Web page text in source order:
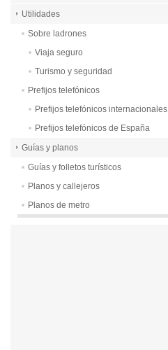
Utilidades
Sobre ladrones
Viaja seguro
Turismo y seguridad
Prefijos telefónicos
Prefijos telefónicos internacionales
Prefijos telefónicos de España
Guías y planos
Guías y folletos turísticos
Planos y callejeros
Planos de metro